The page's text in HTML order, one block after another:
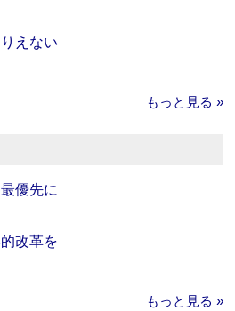
えない
もっと見る »
優先に
改革を
もっと見る »